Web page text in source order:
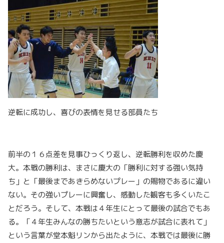
逆転に成功し、喜びの表情を見せる部員たち
前半の１６点差を見事ひっくり返し、逆転勝利を収めた慶
大。本戦の勝利は、まさに慶大の「勝利に対する強い気持
ち」と「最後まであきらめないプレー」の賜物であるに違い
ない。その強いプレーに興奮し、感動した観客も多くいたこ
とだろう。そして、本戦は４年生にとって最後の試合でもあ
る。「４年生みんなの勝ちたいという意志が試合に表れて」
という言葉が堂本魁リンから出たように、本戦では最後に勝